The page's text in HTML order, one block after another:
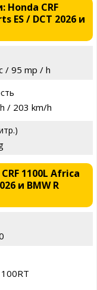
CRF
ES / DCT 2026 и
/ 95 mp / h
/ 203 km/h
1100L Africa
и BMW R